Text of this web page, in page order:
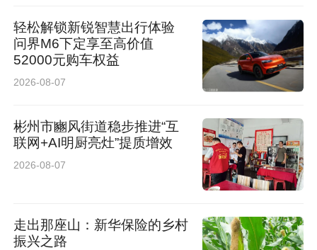
轻松解锁新锐智慧出行体验
问界M6下定享至高价值
52000元购车权益
2026-08-07
彬州市豳风街道稳步推进“互
联网+AI明厨亮灶”提质增效
2026-08-07
走出那座山：新华保险的乡村
振兴之路